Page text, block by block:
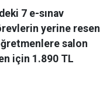
7 e-sınav
yerine resen
salon
için 1.890 TL